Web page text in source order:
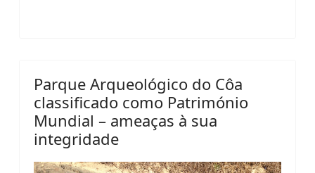
Parque Arqueológico do Côa
classificado como Património
Mundial – ameaças à sua
integridade